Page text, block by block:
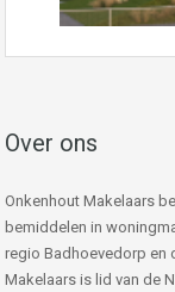
Over ons
Onkenhout Makelaars
bemiddelen in
regio Badhoevedorp en
Makelaars is lid van de